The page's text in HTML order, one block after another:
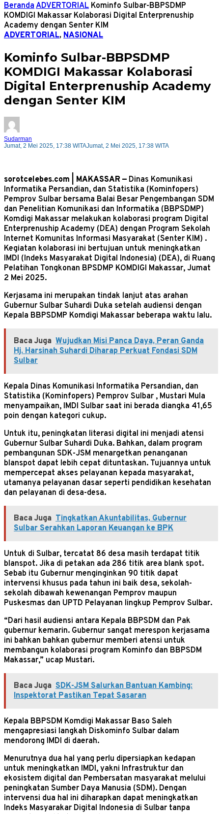
Beranda ADVERTORIAL Kominfo Sulbar-BBPSDMP
KOMDIGI Makassar Kolaborasi Digital Enterprenuship
Academy dengan Senter KIM
ADVERTORIAL, NASIONAL
Kominfo Sulbar-BBPSDMP
KOMDIGI Makassar Kolaborasi
Digital Enterprenuship Academy
dengan Senter KIM
Sudarman
Jumat, 2 Mei 2025, 17:38 WITAJumat, 2 Mei 2025, 17:38 WITA
sorotcelebes.com | MAKASSAR — Dinas Komunikasi
Informatika Persandian, dan Statistika (Kominfopers)
Pemprov Sulbar bersama Balai Besar Pengembangan SDM
dan Penelitian Komunikasi dan Informatika (BBPSDMP)
Komdigi Makassar melakukan kolaborasi program Digital
Enterprenuship Academy (DEA) dengan Program Sekolah
Internet Komunitas Informasi Masyarakat (Senter KIM) .
Kegiatan kolaborasi ini bertujuan untuk meningkatkan
IMDI (Indeks Masyarakat Digital Indonesia) (DEA), di Ruang
Pelatihan Tongkonan BPSDMP KOMDIGI Makassar, Jumat
2 Mei 2025.
Kerjasama ini merupakan tindak lanjut atas arahan
Gubernur Sulbar Suhardi Duka setelah audiensi dengan
Kepala BBPSDMP Komdigi Makassar beberapa waktu lalu.
Baca Juga Wujudkan Misi Panca Daya, Peran Ganda
Hj. Harsinah Suhardi Diharap Perkuat Fondasi SDM
Sulbar
Kepala Dinas Komunikasi Informatika Persandian, dan
Statistika (Kominfopers) Pemprov Sulbar , Mustari Mula
menyampaikan, IMDI Sulbar saat ini berada diangka 41,65
poin dengan kategori cukup.
Untuk itu, peningkatan literasi digital ini menjadi atensi
Gubernur Sulbar Suhardi Duka. Bahkan, dalam program
pembangunan SDK-JSM menargetkan penanganan
blanspot dapat lebih cepat dituntaskan. Tujuannya untuk
mempercepat akses pelayanan kepada masyarakat,
utamanya pelayanan dasar seperti pendidikan kesehatan
dan pelayanan di desa-desa.
Baca Juga Tingkatkan Akuntabilitas, Gubernur
Sulbar Serahkan Laporan Keuangan ke BPK
Untuk di Sulbar, tercatat 86 desa masih terdapat titik
blanspot. Jika di petakan ada 286 titik area blank spot.
Sebab itu Gubernur menginginkan 90 titik dapat
intervensi khusus pada tahun ini baik desa, sekolah-
sekolah dibawah kewenangan Pemprov maupun
Puskesmas dan UPTD Pelayanan lingkup Pemprov Sulbar.
“Dari hasil audiensi antara Kepala BBPSDM dan Pak
gubernur kemarin. Gubernur sangat merespon kerjasama
ini bahkan bahkan gubernur memberi atensi untuk
membangun kolaborasi program Kominfo dan BBPSDM
Makassar,” ucap Mustari.
Baca Juga SDK-JSM Salurkan Bantuan Kambing:
Inspektorat Pastikan Tepat Sasaran
Kepala BBPSDM Komdigi Makassar Baso Saleh
mengapresiasi langkah Diskominfo Sulbar dalam
mendorong IMDI di daerah.
Menurutnya dua hal yang perlu dipersiapkan kedapan
untuk meningkatkan IMDI, yakni Infrastruktur dan
ekosistem digital dan Pembersatan masyarakat melului
peningkatan Sumber Daya Manusia (SDM). Dengan
intervensi dua hal ini diharapkan dapat meningkatkan
Indeks Masyarakar Digital Indonesia di Sulbar tanpa